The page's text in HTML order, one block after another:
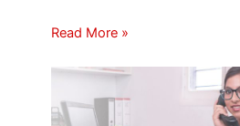
Read More »